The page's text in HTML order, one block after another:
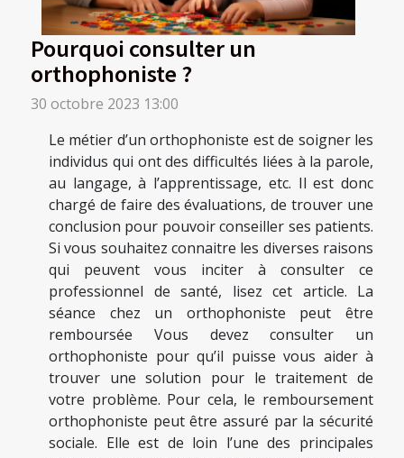
Pourquoi consulter un
orthophoniste ?
30 octobre 2023 13:00
Le métier d’un orthophoniste est de soigner les
individus qui ont des difficultés liées à la parole,
au langage, à l’apprentissage, etc. Il est donc
chargé de faire des évaluations, de trouver une
conclusion pour pouvoir conseiller ses patients.
Si vous souhaitez connaitre les diverses raisons
qui peuvent vous inciter à consulter ce
professionnel de santé, lisez cet article. La
séance chez un orthophoniste peut être
remboursée Vous devez consulter un
orthophoniste pour qu’il puisse vous aider à
trouver une solution pour le traitement de
votre problème. Pour cela, le remboursement
orthophoniste peut être assuré par la sécurité
sociale. Elle est de loin l’une des principales